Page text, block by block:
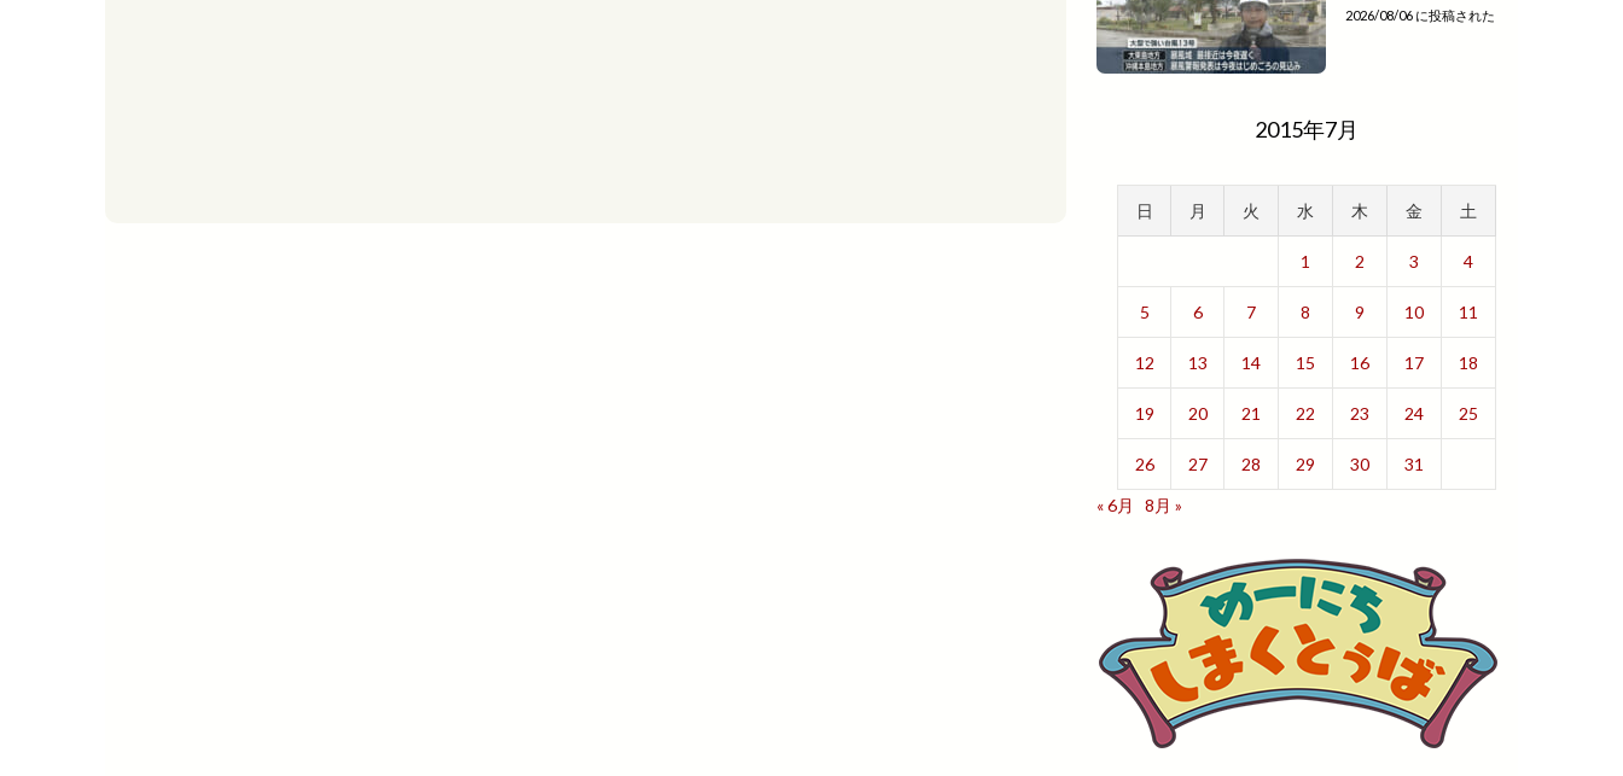
2026/08/06 に投稿された
2015年7月
日 月 火 水 木 金 土
1 2 3 4
5 6 7 8 9 10 11
12 13 14 15 16 17 18
19 20 21 22 23 24 25
26 27 28 29 30
31
« 6月
8月 »